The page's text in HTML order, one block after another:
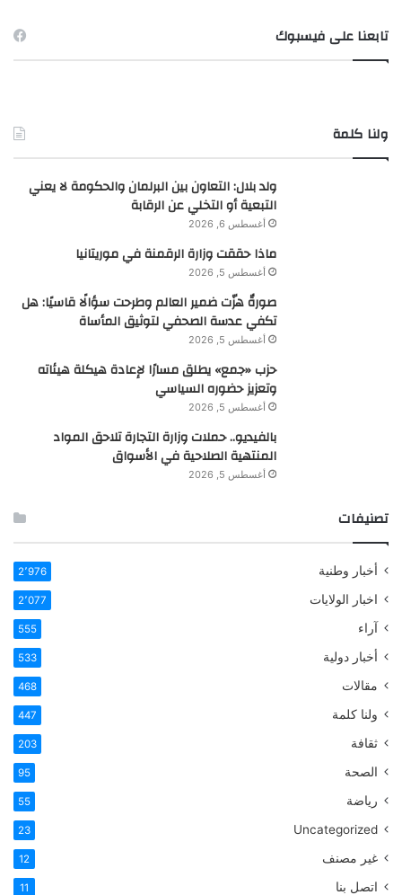
تابعنا على فيسبوك
ولنا كلمة
ولد بلال: التعاون بين البرلمان والحكومة لا يعني
التبعية أو التخلي عن الرقابة
أغسطس 6, 2026
ماذا حققت وزارة الرقمنة في موريتانيا
أغسطس 5, 2026
صورةٌ هزّت ضمير العالم وطرحت سؤالًا قاسيًا: هل
تكفي عدسة الصحفي لتوثيق المأساة
أغسطس 5, 2026
حزب «جمع» يطلق مسارًا لإعادة هيكلة هيئاته
وتعزيز حضوره السياسي
أغسطس 5, 2026
بالفيديو.. حملات وزارة التجارة تلاحق المواد
المنتهية الصلاحية في الأسواق
أغسطس 5, 2026
تصنيفات
أخبار وطنية 2٬976
اخبار الولايات 2٬077
آراء 555
أخبار دولية 533
مقالات 468
ولنا كلمة 447
ثقافة 203
الصحة 95
رياضة 55
Uncategorized
23
غير مصنف 12
اتصل بنا 11